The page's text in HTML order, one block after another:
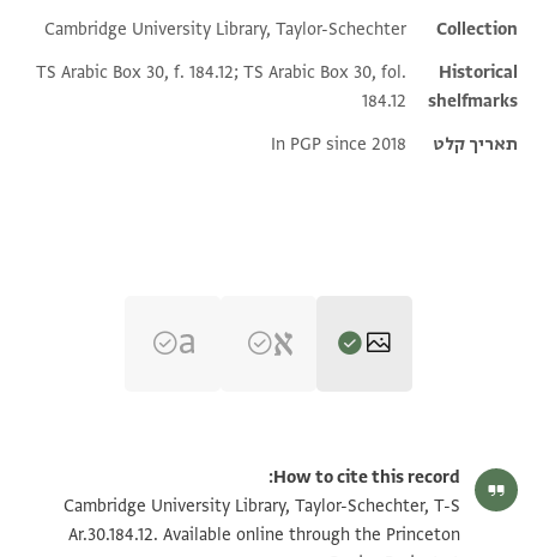
Additional metadata
Collection
Cambridge University Library, Taylor-Schechter
Historical
shelfmarks
TS Arabic Box 30, f. 184.12; TS Arabic Box 30, fol.
184.12
תאריך קלט
In PGP since 2018
T-S Ar.30.184.12 1v הגדל וסובב
How to cite this record:
Cambridge University Library, Taylor-Schechter, T-S
Ar.30.184.12. Available online through the Princeton